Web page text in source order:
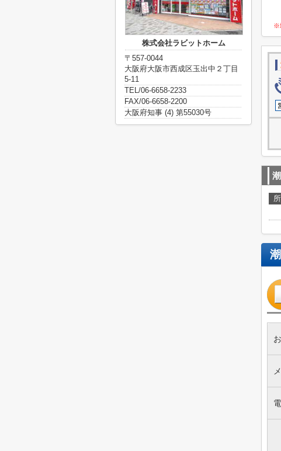
※
株式会社ラビットホーム
〒557-0044
大阪府大阪市西成区玉出中２丁目
5-11
TEL/06-6658-2233
FAX/06-6658-2200
大阪府知事 (4) 第55030号